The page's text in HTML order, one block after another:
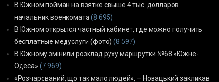
В Южном пойман на взятке свыше 4 тыс. долларов
начальник военкомата (8 695)
В Южном открылся частный кабинет, где можно получить
бесплатные медуслуги (фото) (8 597)
В Южному змінили розклад руху маршрутки №68 «Южне-
Одеса» (7 969)
«Розчарований, що так мало людей», – Новацький закликав